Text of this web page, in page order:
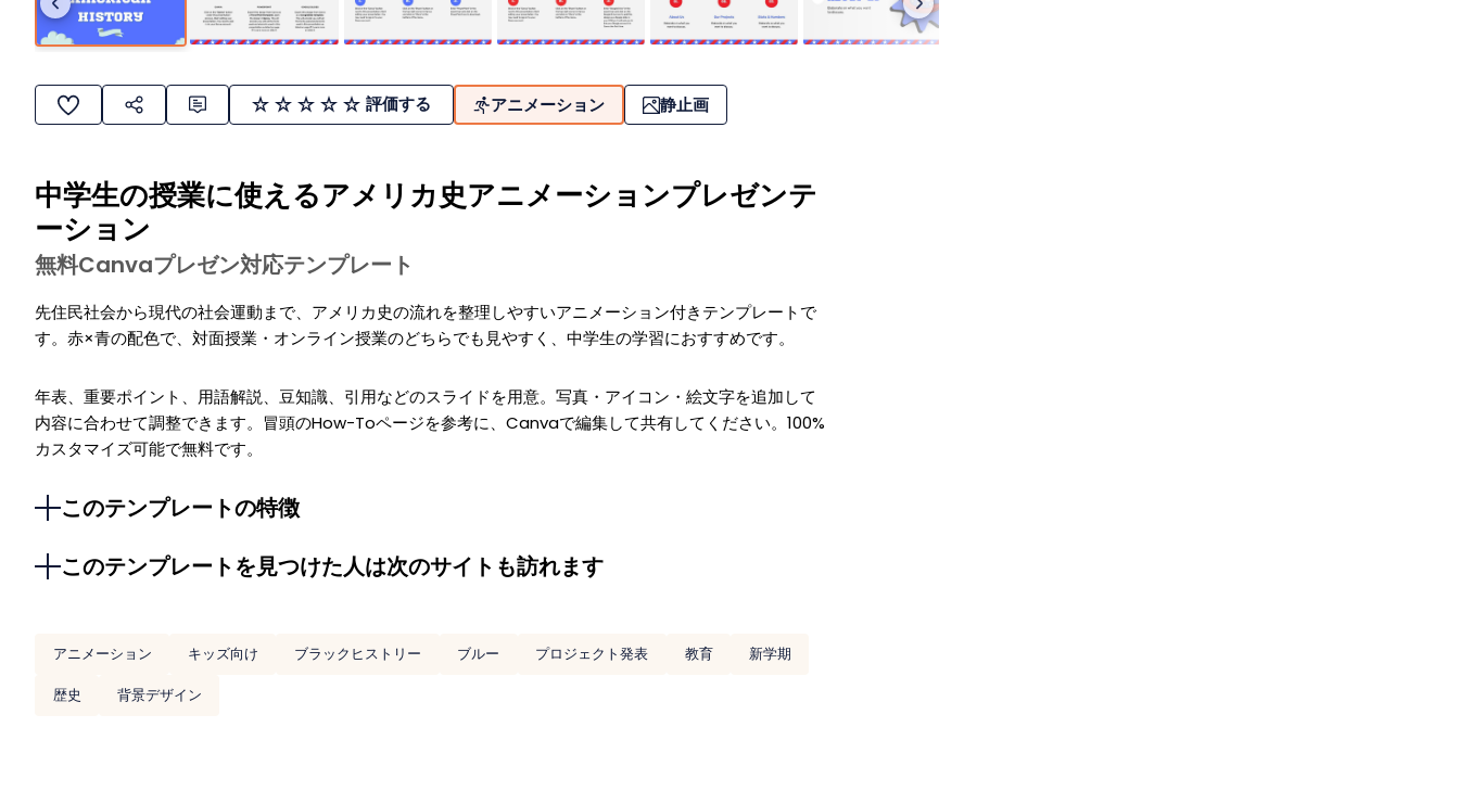
評価する アニメーション 静止画
中学生の授業に使えるアメリカ史アニメーションプレゼンテ
ーション
無料Canvaプレゼン対応テンプレート
先住民社会から現代の社会運動まで、アメリカ史の流れを整理しやすいアニメーション付きテンプレートで
す。赤×青の配色で、対面授業・オンライン授業のどちらでも見やすく、中学生の学習におすすめです。
年表、重要ポイント、用語解説、豆知識、引用などのスライドを用意。写真・アイコン・絵文字を追加して
内容に合わせて調整できます。冒頭のHow-Toページを参考に、Canvaで編集して共有してください。100%
カスタマイズ可能で無料です。
このテンプレートの特徴
このテンプレートを見つけた人は次のサイトも訪れます
アニメーション キッズ向け ブラックヒストリー ブルー プロジェクト発表 教育
新学期
歴史
背景デザイン